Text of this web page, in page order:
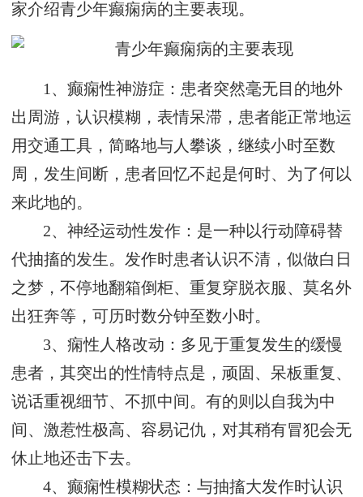
家介绍青少年癫痫病的主要表现。
1、癫痫性神游症：患者突然毫无目的地外
出周游，认识模糊，表情呆滞，患者能正常地运
用交通工具，简略地与人攀谈，继续小时至数
周，发生间断，患者回忆不起是何时、为了何以
来此地的。
2、神经运动性发作：是一种以行动障碍替
代抽搐的发生。发作时患者认识不清，似做白日
之梦，不停地翻箱倒柜、重复穿脱衣服、莫名外
出狂奔等，可历时数分钟至数小时。
3、痫性人格改动：多见于重复发生的缓慢
患者，其突出的性情特点是，顽固、呆板重复、
说话重视细节、不抓中间。有的则以自我为中
间、激惹性极高、容易记仇，对其稍有冒犯会无
休止地还击下去。
4、癫痫性模糊状态：与抽搐大发作时认识